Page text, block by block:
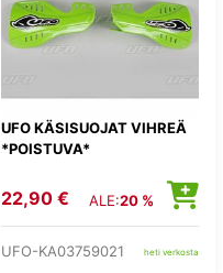
UFO KÄSISUOJAT VIHREÄ
*POISTUVA*
22,90 € ALE:20 %
UFO-KA03759021 heti verkosta